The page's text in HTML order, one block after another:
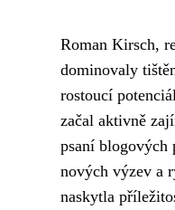
Roman Kirsch,
dominovaly
rostoucí
začal aktivně
psaní blogových
nových výzev a
naskytla